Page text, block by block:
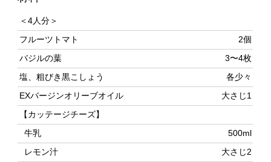
バジルの葉
塩、粗びき黒こしょう
EXバージンオリーブオイル
【カッテージチーズ】
牛乳
レモン汁 大さじ2
作り方
【カッテージチーズ】の牛乳を鍋に入れ、弱めの中火に
かけて、耐熱性のゴムベラで混ぜながら温める。沸騰寸